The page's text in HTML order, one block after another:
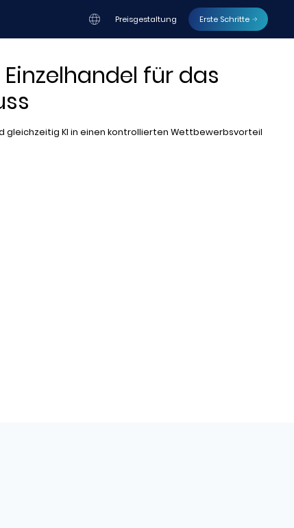
Preisgestaltung Erste Schritte
für das
gleichzeitig KI in einen kontrollierten Wettbewerbsvorteil